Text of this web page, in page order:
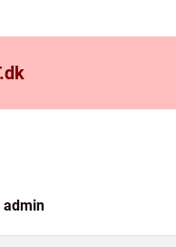
dk
admin